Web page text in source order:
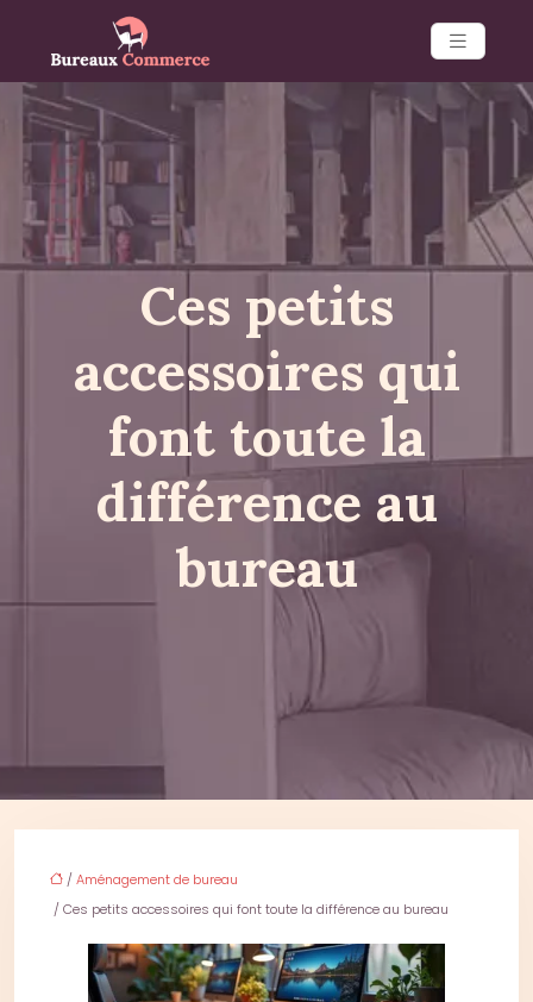
Ces petits
accessoires qui
font toute la
différence au
bureau
/Aménagement de bureau
/ Ces petits accessoires qui font toute la différence au bureau